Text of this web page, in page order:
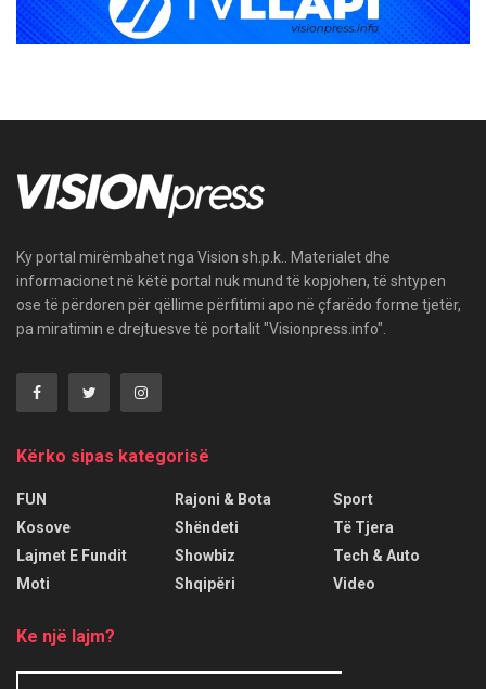
Ky portal mirëmbahet nga Vision sh.p.k.. Materialet dhe
informacionet në këtë portal nuk mund të kopjohen, të shtypen
ose të përdoren për qëllime përfitimi apo në çfarëdo forme tjetër,
pa miratimin e drejtuesve të portalit "Visionpress.info".
Kërko sipas kategorisë
FUN
Kosove
Lajmet E Fundit
Moti
Rajoni & Bota
Shëndeti
Showbiz
Shqipëri
Sport
Të Tjera
Tech & Auto
Video
Ke një lajm?